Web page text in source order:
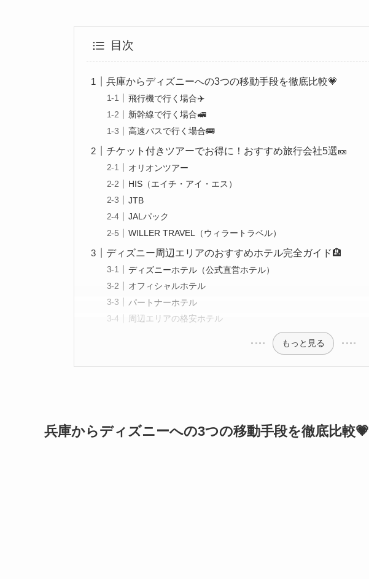
目次
兵庫からディズニーへの3つの移動手段を徹底比較💗
飛行機で行く場合✈️
新幹線で行く場合🚅
高速バスで行く場合🚌
チケット付きツアーでお得に！おすすめ旅行会社5選🎫
オリオンツアー
HIS（エイチ・アイ・エス）
JTB
JALパック
WILLER TRAVEL（ウィラートラベル）
ディズニー周辺エリアのおすすめホテル完全ガイド🏨
ディズニーホテル（公式直営ホテル）
オフィシャルホテル
パートナーホテル
周辺エリアの格安ホテル
もっと見る
兵庫からディズニーへの3つの移動手段を徹底比較💗